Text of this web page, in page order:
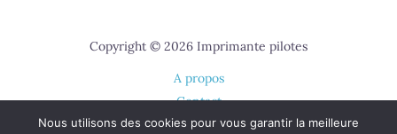
Copyright © 2026 Imprimante pilotes
A propos
Contact
Plan du site
Nous utilisons des cookies pour vous garantir la meilleure